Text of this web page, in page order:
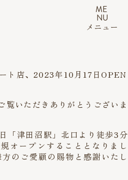
ME
NU
メニュー
ト店、2023年10月17日OPEN
覧いただきありがとうございま
「津田沼駅」北口より徒歩3分
オープンすることとなりまし
のご愛顧の賜物と感謝いたし